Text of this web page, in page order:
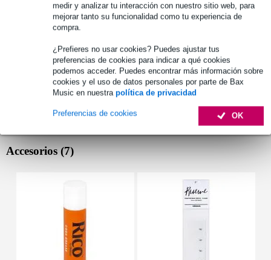
medir y analizar tu interacción con nuestro sitio web, para
mejorar tanto su funcionalidad como tu experiencia de
compra.
¿Prefieres no usar cookies? Puedes ajustar tus
preferencias de cookies para indicar a qué cookies
podemos acceder. Puedes encontrar más información sobre
cookies y el uso de datos personales por parte de Bax
Music en nuestra política de privacidad
OK
Preferencias de cookies
Accesorios (7)